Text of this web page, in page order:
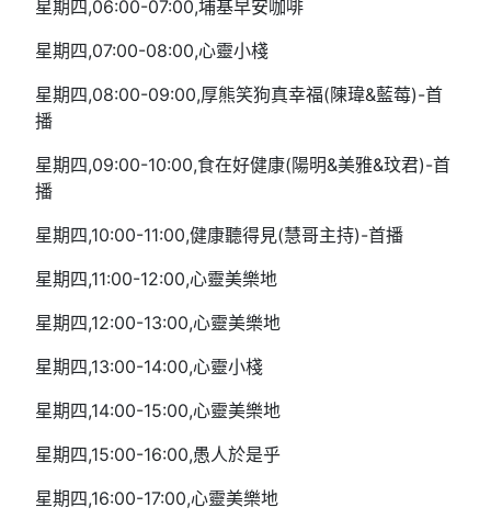
星期四,06:00-07:00,埔基早安咖啡
星期四,07:00-08:00,心靈小棧
星期四,08:00-09:00,厚熊笑狗真幸福(陳瑋&藍莓)-首
播
星期四,09:00-10:00,食在好健康(陽明&美雅&玟君)-首
播
星期四,10:00-11:00,健康聽得見(慧哥主持)-首播
星期四,11:00-12:00,心靈美樂地
星期四,12:00-13:00,心靈美樂地
星期四,13:00-14:00,心靈小棧
星期四,14:00-15:00,心靈美樂地
星期四,15:00-16:00,愚人於是乎
星期四,16:00-17:00,心靈美樂地